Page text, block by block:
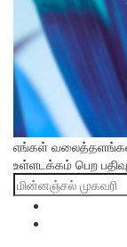
எங்கள்
உள்ளடக்கம் பெற